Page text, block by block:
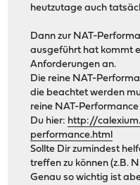
heutzutage auch
Dann zur NAT-
ausgeführt hat kommt
Anforderungen an.
Die reine NAT-
die beachtet werden
reine NAT-
Du hier: http://
performance.html
Sollte Dir zumindest
treffen zu können (z.B.
Genau so wichtig ist